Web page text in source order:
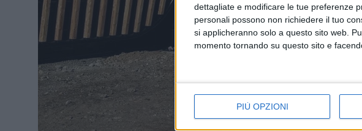
dettagliate e modificare le tue preferenze
personali possono non richiedere il tuo
si applicheranno solo a questo sito web.
momento tornando su questo sito e
PIÙ OPZIONI